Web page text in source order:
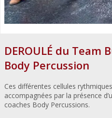
DEROULÉ du Team
Body Percussion
Ces différentes cellules
accompagnées par la présence
coaches Body Percussions.